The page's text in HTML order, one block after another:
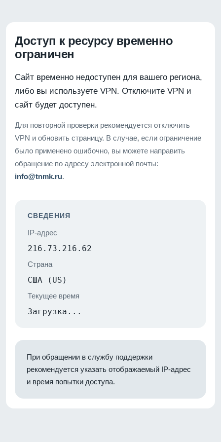
Доступ к ресурсу временно
ограничен
Сайт временно недоступен для вашего региона,
либо вы используете VPN. Отключите VPN и
сайт будет доступен.
Для повторной проверки рекомендуется отключить
VPN и обновить страницу. В случае, если ограничение
было применено ошибочно, вы можете направить
обращение по адресу электронной почты:
info@tnmk.ru.
СВЕДЕНИЯ
IP-адрес
216.73.216.62
Страна
США (US)
Текущее время
Загрузка...
При обращении в службу поддержки
рекомендуется указать отображаемый IP-адрес
и время попытки доступа.